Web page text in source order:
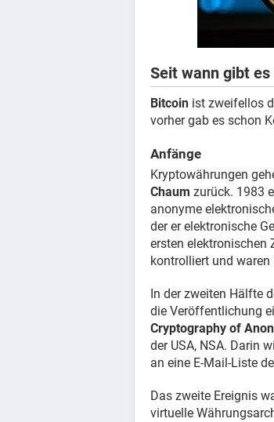
Seit wann gibt
Bitcoin ist zweifellos
vorher gab es schon
Anfänge
Kryptowährungen
Chaum zurück. 1983
anonyme
der er elektronische
ersten elektronischen
kontrolliert und
In der zweiten Hälfte
die Veröffentlichung
Cryptography of
der USA, NSA. Darin
an eine E-Mail-Liste
Das zweite Ereignis
virtuelle